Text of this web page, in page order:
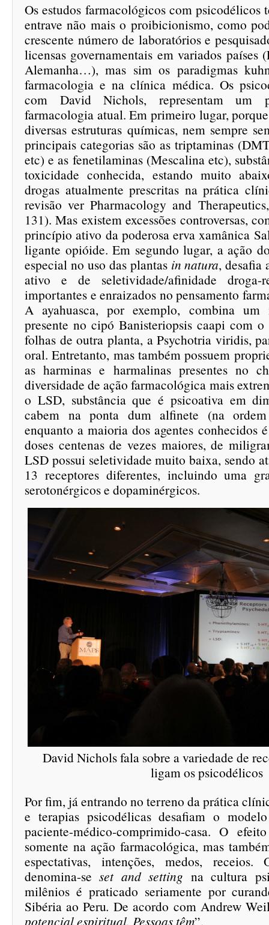
Os estudos farmacológicos com
entrave não mais o proibicionismo, como
crescente número de laboratórios e
licensas governamentais em variados países
Alemanha…), mas sim os paradigmas
farmacologia e na clínica médica. Os
com David Nichols, representam um
farmacologia atual. Em primeiro lugar,
diversas estruturas químicas, nem sempre
principais categorias são as triptaminas
etc) e as fenetilaminas (Mescalina etc),
toxicidade conhecida, estando muito
drogas atualmente prescritas na prática
revisão ver Pharmacology and
131). Mas existem excessões controversas,
princípio ativo da poderosa erva xamânica
ligante opióide. Em segundo lugar, a ação
especial no uso das plantas in natura, desafia
ativo e de seletividade/afinidade droga-
importantes e enraizados no pensamento
A ayahuasca, por exemplo, combina
presente no cipó Banisteriopsis caapi com
folhas de outra planta, a Psychotria viridis,
oral. Entretanto, mas também possuem
as harminas e harmalinas presentes no
diversidade de ação farmacológica mais
o LSD, substância que é psicoativa em
cabem na ponta dum alfinete (na
enquanto a maioria dos agentes conhecidos
doses centenas de vezes maiores, de
LSD possui seletividade muito baixa, sendo
13 receptores diferentes, incluindo uma
serotonérgicos e dopaminérgicos.
David Nichols fala sobre a variedade de
ligam os psicodélicos
Por fim, já entrando no terreno da prática
e terapias psicodélicas desafiam o
paciente-médico-comprimido-casa. O
somente na ação farmacológica, mas
espectativas, intenções, medos,
denomina-seset and setting na cultura
milênios é praticado seriamente por
Sibéria ao Peru. De acordo com Andrew
potencial espiritual. Pessoas têm”.